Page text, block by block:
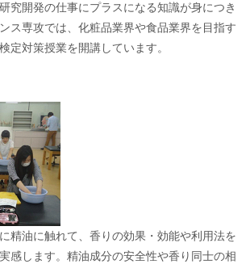
究開発の仕事にプラスになる知識が身につき
ス専攻では、化粧品業界や食品業界を目指す
定対策授業を開講しています。
精油に触れて、香りの効果・効能や利用法を
感します。精油成分の安全性や香り同士の相